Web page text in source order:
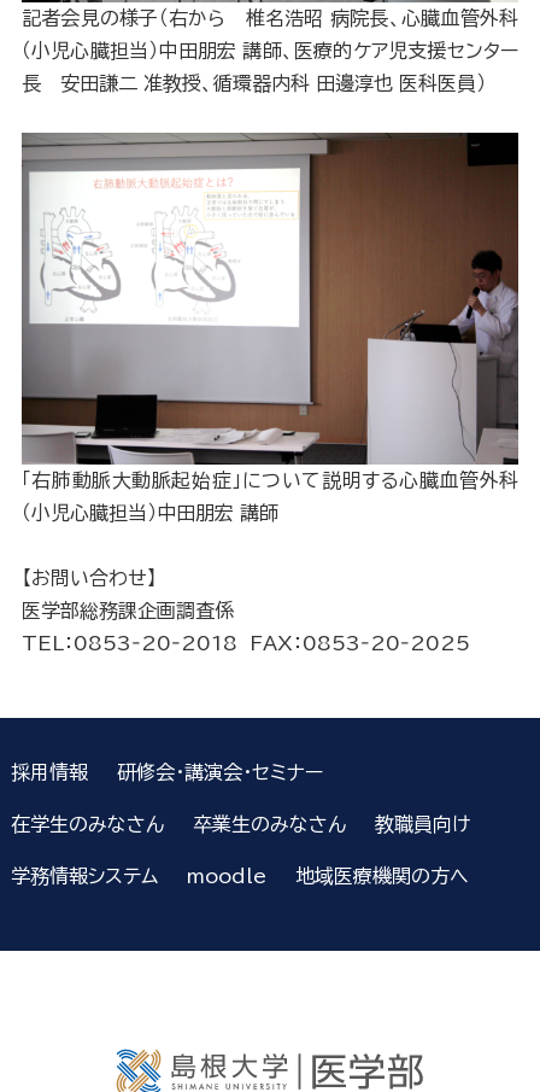
記者会見の様子（右から 椎名浩昭 病院長、心臓血管外科
（小児心臓担当）中田朋宏 講師、医療的ケア児支援センター
長 安田謙二 准教授、循環器内科 田邊淳也 医科医員）
「右肺動脈大動脈起始症」について説明する心臓血管外科
（小児心臓担当）中田朋宏 講師
【お問い合わせ】
医学部総務課企画調査係
TEL：0853‐20‐2018 FAX：0853‐20‐2025
採用情報 研修会・講演会・セミナー
在学生のみなさん 卒業生のみなさん 教職員向け
学務情報システム moodle 地域医療機関の方へ